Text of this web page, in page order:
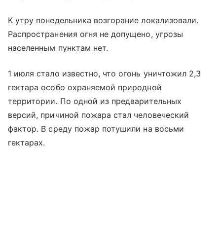
К утру понедельника возгорание локализовали.
Распространения огня не допущено, угрозы
населенным пунктам нет.
1 июля стало известно, что огонь уничтожил 2,3
гектара особо охраняемой природной
территории. По одной из предварительных
версий, причиной пожара стал человеческий
фактор. В среду пожар потушили на восьми
гектарах.